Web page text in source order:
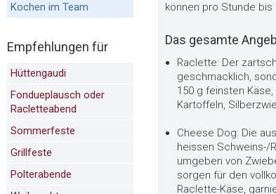
Kochen im Team
Empfehlungen für
Hüttengaudi
Fondueplausch oder
Racletteabend
Sommerfeste
Grillfeste
Polterabende
können pro Stunde
Das gesamte
Raclette: Der
geschmacklich,
150 g feinsten
Kartoffeln,
Cheese Dog: Die
heissen Schweins-/
umgeben von
sorgen für den
Raclette-Käse,